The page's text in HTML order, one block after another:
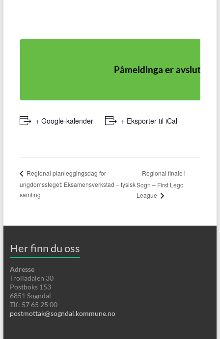
Påmeldinga er avslutta
+ Google-kalender + Eksporter til iCal
Regional planleggingsdag for
ungdomssteget: Eksamensverkstad – fysisk
samling
Regional finale i
Sogn – First Lego
League
Her finn du oss
Adresse
Trolladalen 30
Postboks 153
6851 Sogndal
Tlf: 57 65 25 00
postmottak@sogndal.kommune.no